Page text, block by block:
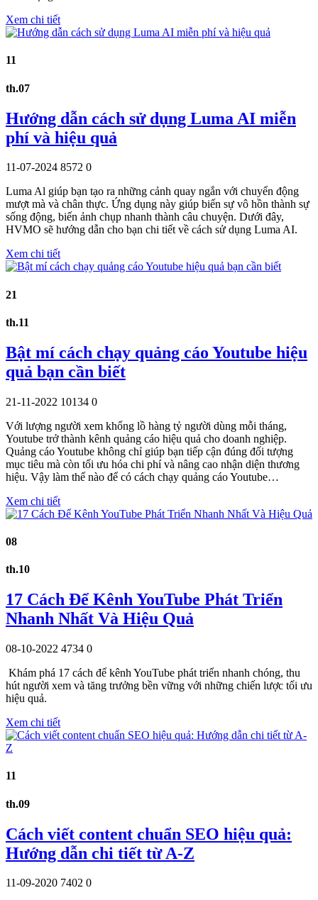
Xem chi tiết
11
th.07
Hướng dẫn cách sử dụng Luma AI miễn
phí và hiệu quả
11-07-2024 8572 0
Luma Al giúp bạn tạo ra những cảnh quay ngắn với chuyển động
mượt mà và chân thực. Ứng dụng này giúp biến sự vô hồn thành sự
sống động, biến ảnh chụp nhanh thành câu chuyện. Dưới đây,
HVMO sẽ hướng dẫn cho bạn chi tiết về cách sử dụng Luma AI.
Xem chi tiết
21
th.11
Bật mí cách chạy quảng cáo Youtube hiệu
quả bạn cần biết
21-11-2022 10134 0
Với lượng người xem khổng lồ hàng tỷ người dùng mỗi tháng,
Youtube trở thành kênh quảng cáo hiệu quả cho doanh nghiệp.
Quảng cáo Youtube không chỉ giúp bạn tiếp cận đúng đối tượng
mục tiêu mà còn tối ưu hóa chi phí và nâng cao nhận diện thương
hiệu. Vậy làm thế nào để có cách chạy quảng cáo Youtube…
Xem chi tiết
08
th.10
17 Cách Để Kênh YouTube Phát Triển
Nhanh Nhất Và Hiệu Quả
08-10-2022 4734 0
Khám phá 17 cách để kênh YouTube phát triển nhanh chóng, thu
hút người xem và tăng trưởng bền vững với những chiến lược tối ưu
hiệu quả.
Xem chi tiết
11
th.09
Cách viết content chuẩn SEO hiệu quả:
Hướng dẫn chi tiết từ A-Z
11-09-2020 7402 0